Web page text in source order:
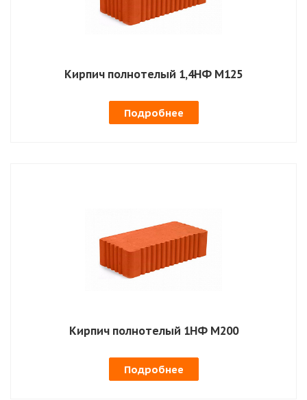
Кирпич полнотелый 1,4НФ М125
Подробнее
Кирпич полнотелый 1НФ М200
Подробнее